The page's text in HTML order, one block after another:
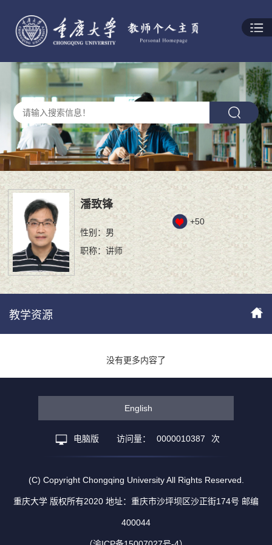
潘致锋
性别：男
职称：讲师
+50
教学资源
没有更多内容了
English
电脑版 访问量： 0000010387 次
(C) Copyright Chongqing University All Rights Reserved.
重庆大学 版权所有2020 地址：重庆市沙坪坝区沙正街174号 邮编
400044